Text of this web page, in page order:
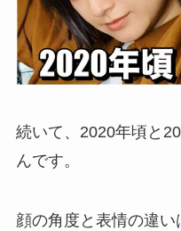
続いて、2020年頃と
んです。
顔の角度と表情の違い